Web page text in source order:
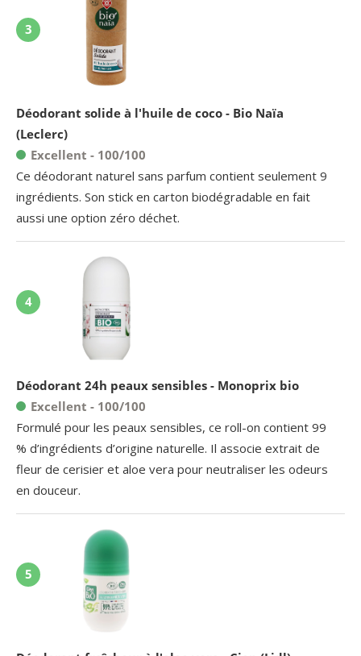
3
Déodorant solide à l'huile de coco - Bio Naïa
(Leclerc)
Excellent - 100/100
Ce déodorant naturel sans parfum contient seulement 9
ingrédients. Son stick en carton biodégradable en fait
aussi une option zéro déchet.
4
Déodorant 24h peaux sensibles - Monoprix bio
Excellent - 100/100
Formulé pour les peaux sensibles, ce roll-on contient 99
% d’ingrédients d’origine naturelle. Il associe extrait de
fleur de cerisier et aloe vera pour neutraliser les odeurs
en douceur.
5